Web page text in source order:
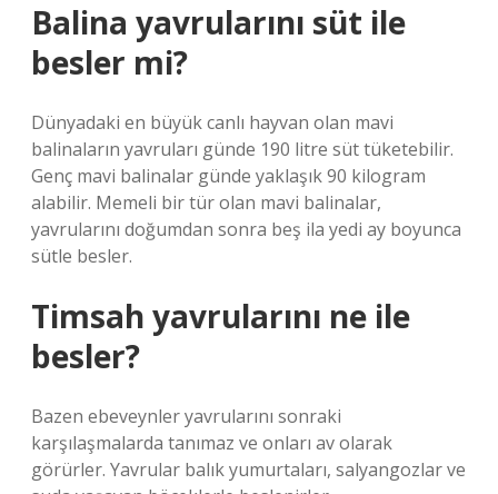
Balina yavrularını süt ile
besler mi?
Dünyadaki en büyük canlı hayvan olan mavi
balinaların yavruları günde 190 litre süt tüketebilir.
Genç mavi balinalar günde yaklaşık 90 kilogram
alabilir. Memeli bir tür olan mavi balinalar,
yavrularını doğumdan sonra beş ila yedi ay boyunca
sütle besler.
Timsah yavrularını ne ile
besler?
Bazen ebeveynler yavrularını sonraki
karşılaşmalarda tanımaz ve onları av olarak
görürler. Yavrular balık yumurtaları, salyangozlar ve